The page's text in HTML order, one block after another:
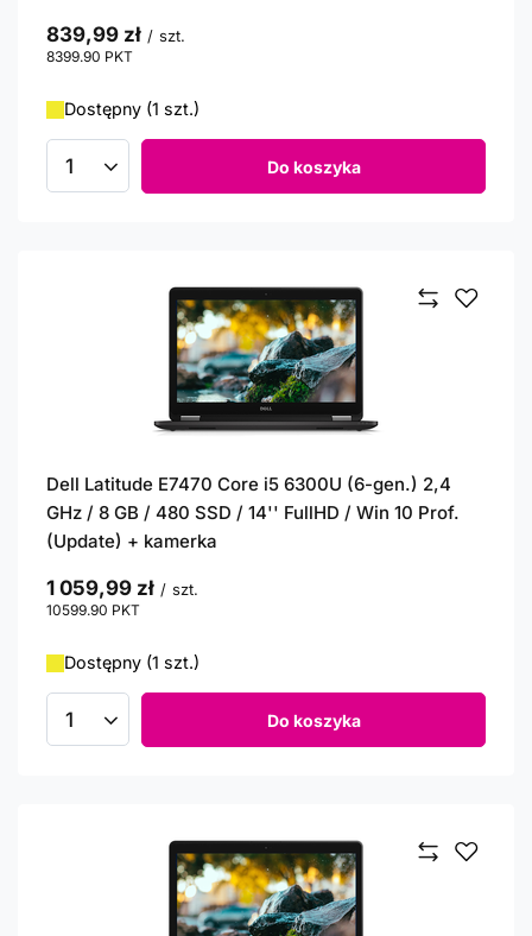
839,99 zł / szt.
8399.90 PKT
Dostępny (1 szt.)
Ilość produktów Do koszyka
Dell Latitude E7470 Core i5 6300U (6-gen.) 2,4
GHz / 8 GB / 480 SSD / 14'' FullHD / Win 10 Prof.
(Update) + kamerka
1 059,99 zł / szt.
10599.90 PKT
Dostępny (1 szt.)
Ilość produktów Do koszyka